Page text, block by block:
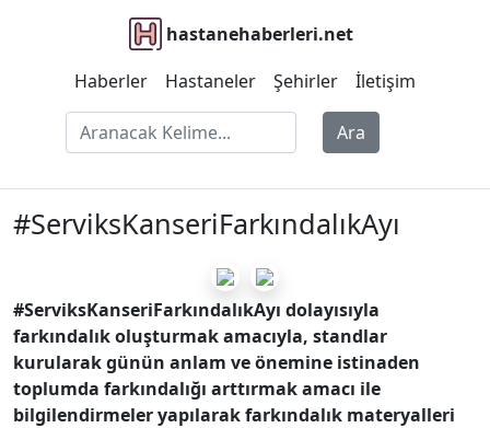
hastanehaberleri.net
Haberler
Hastaneler Şehirler İletişim
Ara
#ServiksKanseriFarkındalıkAyı
#ServiksKanseriFarkındalıkAyı dolayısıyla
farkındalık oluşturmak amacıyla, standlar
kurularak günün anlam ve önemine istinaden
toplumda farkındalığı arttırmak amacı ile
bilgilendirmeler yapılarak farkındalık materyalleri